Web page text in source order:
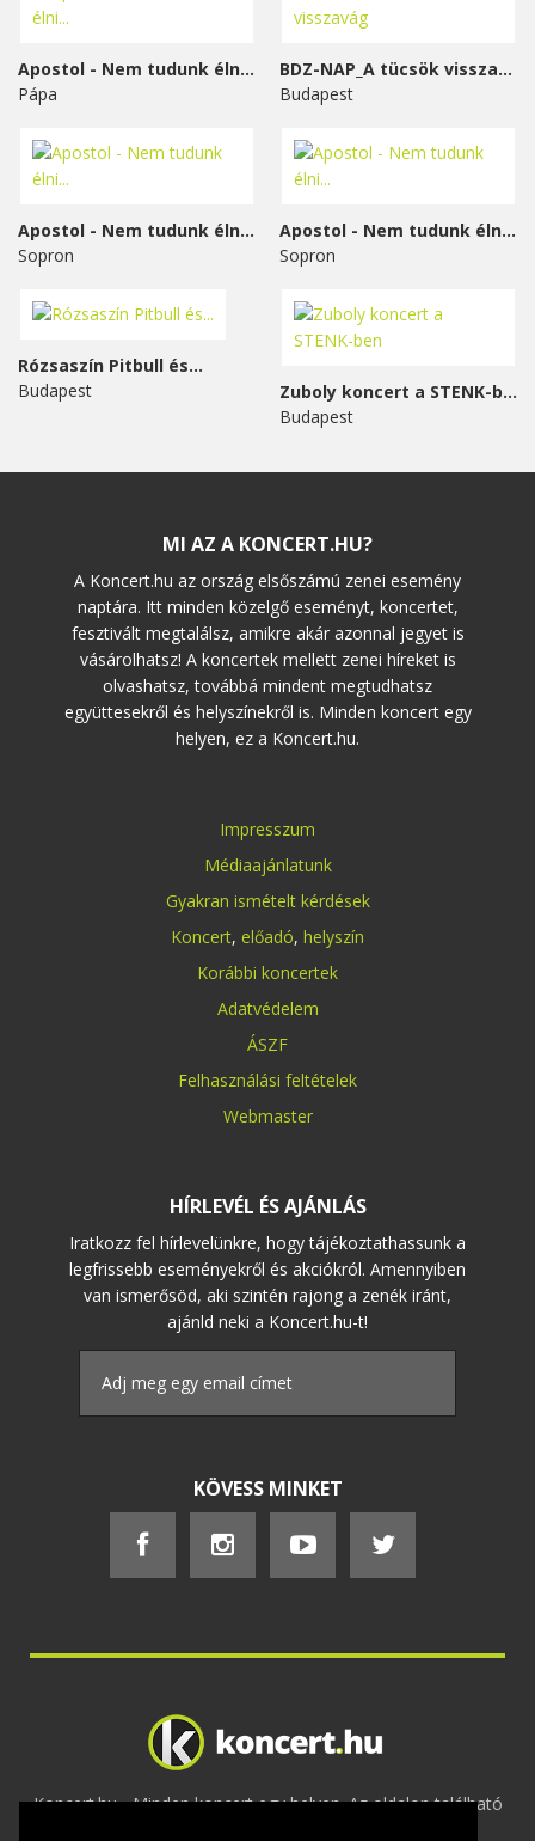
Apostol - Nem tudunk élni...
Pápa
BDZ-NAP_A tücsök visszavág
Budapest
Apostol - Nem tudunk élni...
Sopron
Apostol - Nem tudunk élni...
Sopron
Rózsaszín Pitbull és...
Budapest
Zuboly koncert a STENK-ben
Budapest
MI AZ A KONCERT.HU?
A Koncert.hu az ország elsőszámú zenei esemény
naptára. Itt minden közelgő eseményt, koncertet,
fesztivált megtalálsz, amikre akár azonnal jegyet is
vásárolhatsz! A koncertek mellett zenei híreket is
olvashatsz, továbbá mindent megtudhatsz
együttesekről és helyszínekről is. Minden koncert egy
helyen, ez a Koncert.hu.
Impresszum
Médiaajánlatunk
Gyakran ismételt kérdések
Koncert, előadó, helyszín
Korábbi koncertek
Adatvédelem
ÁSZF
Felhasználási feltételek
Webmaster
HÍRLEVÉL ÉS AJÁNLÁS
Iratkozz fel hírlevelünkre, hogy tájékoztathassunk a
legfrissebb eseményekről és akciókról. Amennyiben
van ismerősöd, aki szintén rajong a zenék iránt,
ajánld neki a Koncert.hu-t!
KÖVESS MINKET
Koncert.hu - Minden koncert egy helyen. Az oldalon található